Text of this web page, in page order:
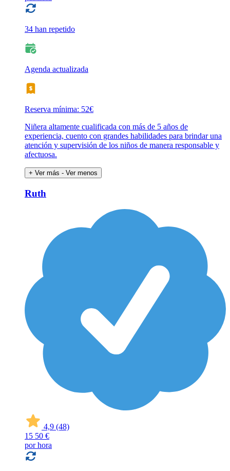
34 han repetido
Agenda actualizada
Reserva mínima: 52€
Niñera altamente cualificada con más de 5 años de
experiencia, cuento con grandes habilidades para brindar una
atención y supervisión de los niños de manera responsable y
afectuosa.
+ Ver más - Ver menos
Ruth
4,9 (48)
15 50 €
por hora